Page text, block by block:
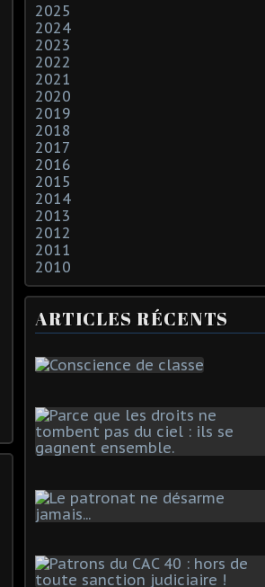
2025
2024
2023
2022
2021
2020
2019
2018
2017
2016
2015
2014
2013
2012
2011
2010
ARTICLES RÉCENTS